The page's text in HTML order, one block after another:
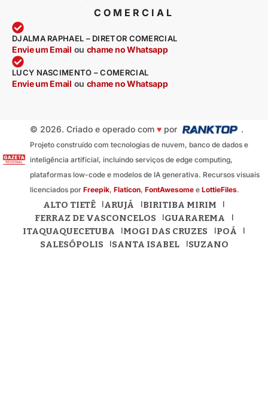
COMERCIAL
DJALMA RAPHAEL – DIRETOR COMERCIAL
Envie um Email ou chame no Whatsapp
LUCY NASCIMENTO – COMERCIAL
Envie um Email ou chame no Whatsapp
© 2026. Criado e operado com ♥por .
Projeto construído com tecnologias de nuvem, banco de dados e
inteligência artificial, incluindo serviços de edge computing,
plataformas low-code e modelos de IA generativa. Recursos visuais
licenciados por Freepik, Flaticon, FontAwesomee LottieFiles.
ALTO TIETÊ ARUJÁ
BIRITIBA MIRIM
FERRAZ DE VASCONCELOS
GUARAREMA
ITAQUAQUECETUBA
MOGI DAS CRUZES
POÁ
SALESÓPOLIS
SANTA ISABEL SUZANO